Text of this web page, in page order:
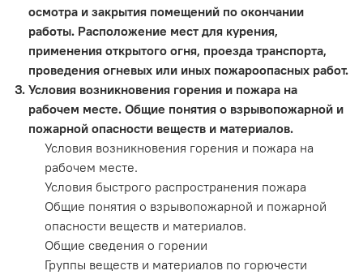
осмотра и закрытия помещений по окончании
работы. Расположение мест для курения,
применения открытого огня, проезда транспорта,
проведения огневых или иных пожароопасных работ.
Условия возникновения горения и пожара на
рабочем месте. Общие понятия о взрывопожарной и
пожарной опасности веществ и материалов.
Условия возникновения горения и пожара на
рабочем месте.
Условия быстрого распространения пожара
Общие понятия о взрывопожарной и пожарной
опасности веществ и материалов.
Общие сведения о горении
Группы веществ и материалов по горючести